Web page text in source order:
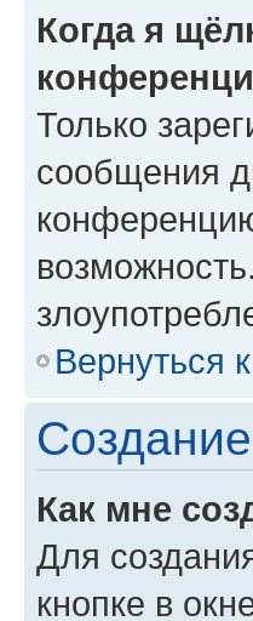
Когда я
Только
сообщения
Вернуться
Как мне
Для
кнопке в